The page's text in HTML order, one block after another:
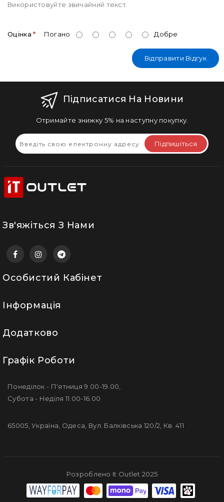
Використовуйте звичайний текст.
Оцінка Погано Добре
Відправити Відгук
Підписатися На Новини
Отримайте знижку 5% на наступну покупку.
Підпишіться
Зв'яжіться З Нами
Особистий Кабінет
Інформація
Додатково
Графік Роботи
Понеділок - П'ятниця 9.00-19.00,
Субота - Неділя 11.00-16.00
65005, Україна, Одеса, Вул. Балківська 120/2, Кв. 411
Розроблено It Outlet 2025